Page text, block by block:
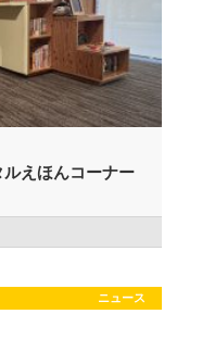
えほんコーナー
ニュース